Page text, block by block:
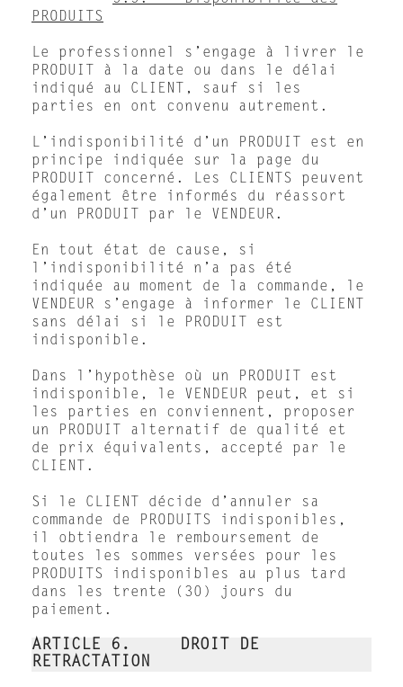
PRODUITS
Le professionnel s’engage à livrer le
PRODUIT à la date ou dans le délai
indiqué au CLIENT, sauf si les
parties en ont convenu autrement.
L’indisponibilité d’un PRODUIT est en
principe indiquée sur la page du
PRODUIT concerné. Les CLIENTS peuvent
également être informés du réassort
d’un PRODUIT par le VENDEUR.
En tout état de cause, si
l’indisponibilité n’a pas été
indiquée au moment de la commande, le
VENDEUR s’engage à informer le CLIENT
sans délai si le PRODUIT est
indisponible.
Dans l’hypothèse où un PRODUIT est
indisponible, le VENDEUR peut, et si
les parties en conviennent, proposer
un PRODUIT alternatif de qualité et
de prix équivalents, accepté par le
CLIENT.
Si le CLIENT décide d’annuler sa
commande de PRODUITS indisponibles,
il obtiendra le remboursement de
toutes les sommes versées pour les
PRODUITS indisponibles au plus tard
dans les trente (30) jours du
paiement.
ARTICLE 6. DROIT DE
RETRACTATION